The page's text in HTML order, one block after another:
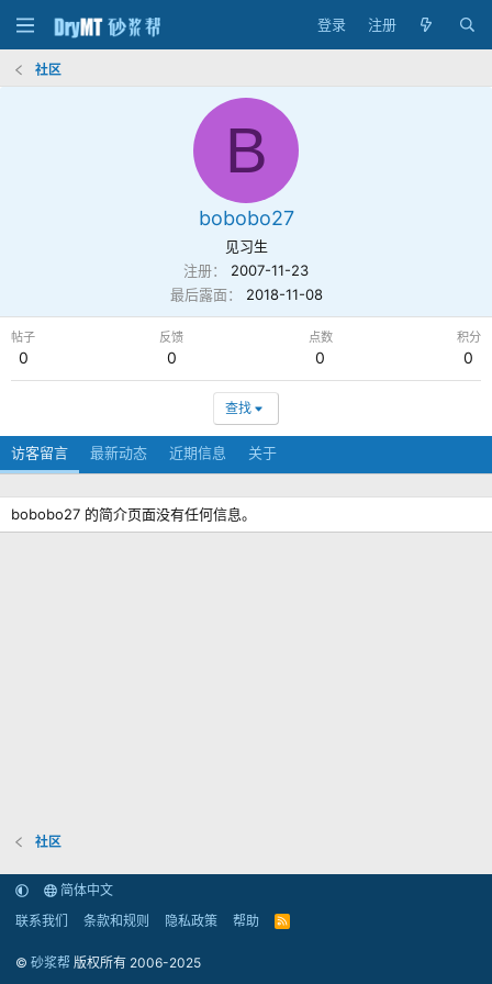
登录 注册
社区
B
bobobo27
见习生
注册
2007-11-23
最后露面
2018-11-08
帖子
0
反馈
0
点数
0
积分
0
查找
访客留言 最新动态 近期信息 关于
bobobo27 的简介页面没有任何信息。
社区
简体中文
联系我们
条款和规则 隐私政策 帮助
R
© 砂浆帮 版权所有 2006-2025